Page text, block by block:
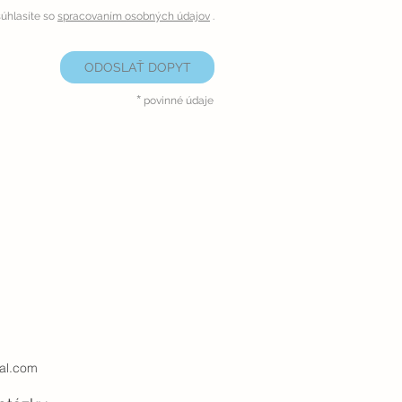
so spracovaním osobných údajov .
ODOSLAŤ DOPYT
* povinné údaje